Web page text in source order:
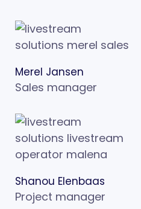
Merel Jansen
Sales manager
Shanou Elenbaas
Project manager